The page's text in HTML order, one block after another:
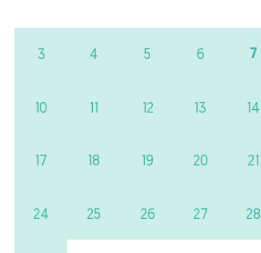
3 4 5 6 7
10 11 12 13 14
17 18 19 20 21
24 25 26 27 28